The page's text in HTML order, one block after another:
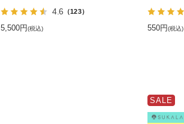
4.6 （123）
5,500円(税込) 550円(税込)
SALE